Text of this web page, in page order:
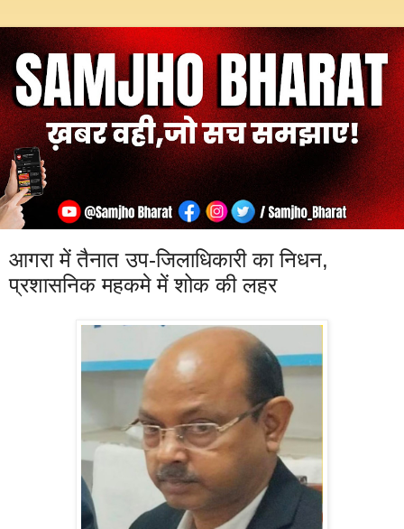
आगरा में तैनात उप-जिलाधिकारी का निधन,
प्रशासनिक महकमे में शोक की लहर